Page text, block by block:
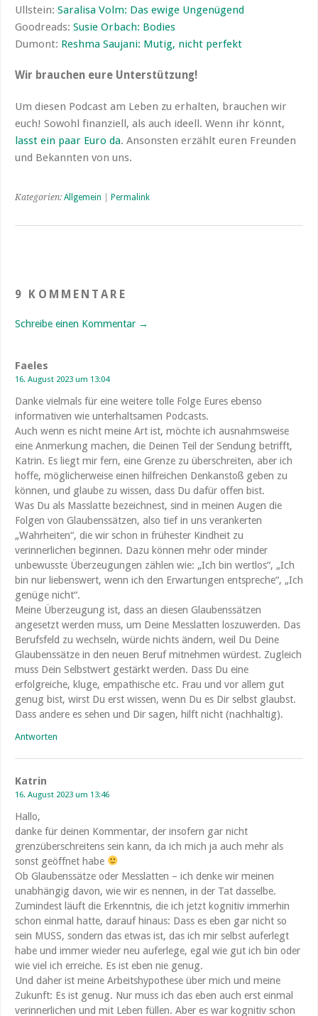
Ullstein: Saralisa Volm: Das ewige Ungenügend
Goodreads: Susie Orbach: Bodies
Dumont: Reshma Saujani: Mutig, nicht perfekt
Wir brauchen eure Unterstützung!
Um diesen Podcast am Leben zu erhalten, brauchen wir
euch! Sowohl finanziell, als auch ideell. Wenn ihr könnt,
lasst ein paar Euro da. Ansonsten erzählt euren Freunden
und Bekannten von uns.
Kategorien: Allgemein Permalink
9 KOMMENTARE
Schreibe einen Kommentar →
Faeles
16. August 2023 um 13:04
Danke vielmals für eine weitere tolle Folge Eures ebenso
informativen wie unterhaltsamen Podcasts.
Auch wenn es nicht meine Art ist, möchte ich ausnahmsweise
eine Anmerkung machen, die Deinen Teil der Sendung betrifft,
Katrin. Es liegt mir fern, eine Grenze zu überschreiten, aber ich
hoffe, möglicherweise einen hilfreichen Denkanstoß geben zu
können, und glaube zu wissen, dass Du dafür offen bist.
Was Du als Masslatte bezeichnest, sind in meinen Augen die
Folgen von Glaubenssätzen, also tief in uns verankerten
„Wahrheiten“, die wir schon in frühester Kindheit zu
verinnerlichen beginnen. Dazu können mehr oder minder
unbewusste Überzeugungen zählen wie: „Ich bin wertlos“, „Ich
bin nur liebenswert, wenn ich den Erwartungen entspreche“, „Ich
genüge nicht“.
Meine Überzeugung ist, dass an diesen Glaubenssätzen
angesetzt werden muss, um Deine Messlatten loszuwerden. Das
Berufsfeld zu wechseln, würde nichts ändern, weil Du Deine
Glaubenssätze in den neuen Beruf mitnehmen würdest. Zugleich
muss Dein Selbstwert gestärkt werden. Dass Du eine
erfolgreiche, kluge, empathische etc. Frau und vor allem gut
genug bist, wirst Du erst wissen, wenn Du es Dir selbst glaubst.
Dass andere es sehen und Dir sagen, hilft nicht (nachhaltig).
Antworten
Katrin
16. August 2023 um 13:46
Hallo,
danke für deinen Kommentar, der insofern gar nicht
grenzüberschreitens sein kann, da ich mich ja auch mehr als
sonst geöffnet habe
Ob Glaubenssätze oder Messlatten – ich denke wir meinen
unabhängig davon, wie wir es nennen, in der Tat dasselbe.
Zumindest läuft die Erkenntnis, die ich jetzt kognitiv immerhin
schon einmal hatte, darauf hinaus: Dass es eben gar nicht so
sein MUSS, sondern das etwas ist, das ich mir selbst auferlegt
habe und immer wieder neu auferlege, egal wie gut ich bin oder
wie viel ich erreiche. Es ist eben nie genug.
Und daher ist meine Arbeitshypothese über mich und meine
Zukunft: Es ist genug. Nur muss ich das eben auch erst einmal
verinnerlichen und mit Leben füllen. Aber es war kognitiv schon